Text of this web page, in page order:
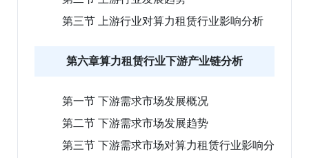
第三节 上游行业对算力租赁行业影响分析
第六章算力租赁行业下游产业链分析
第一节 下游需求市场发展概况
第二节 下游需求市场发展趋势
第三节 下游需求市场对算力租赁行业影响分